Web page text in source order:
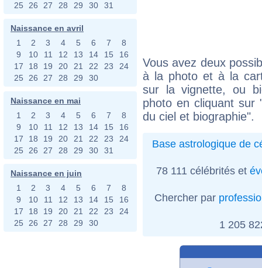
25
26 27 28 29 30 31
Naissance en avril
1
2 3 4 5 6 7
8
9
10 11 12 13 14 15
16
17
18 19 20 21 22 23
24
25
26 27 28 29 30
Naissance en mai
1
2 3 4 5 6 7
8
9
10 11 12 13 14 15
16
17
18 19 20 21 22 23
24
25
26 27 28 29 30 31
Naissance en juin
1
2 3 4 5 6 7
8
9
10 11 12 13 14 15
16
17
18 19 20 21 22 23
24
25
26 27 28 29 30
Vous avez deux
à la photo et à la
sur la vignette, ou
photo en cliquant sur
du ciel et biographie".
Base astrologique de
78 111 célébrités et
Chercher par
1 205